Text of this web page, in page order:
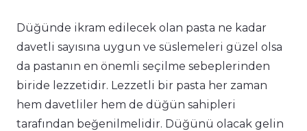
Düğünde ikram edilecek olan pasta ne kadar
davetli sayısına uygun ve süslemeleri güzel olsa
da pastanın en önemli seçilme sebeplerinden
biride lezzetidir. Lezzetli bir pasta her zaman
hem davetliler hem de düğün sahipleri
tarafından beğenilmelidir. Düğünü olacak gelin